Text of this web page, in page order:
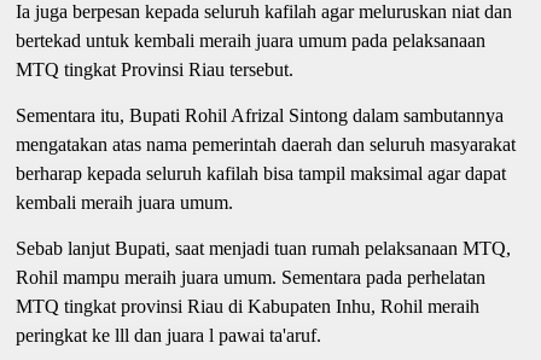
Ia juga berpesan kepada seluruh kafilah agar meluruskan niat dan
bertekad untuk kembali meraih juara umum pada pelaksanaan
MTQ tingkat Provinsi Riau tersebut.
Sementara itu, Bupati Rohil Afrizal Sintong dalam sambutannya
mengatakan atas nama pemerintah daerah dan seluruh masyarakat
berharap kepada seluruh kafilah bisa tampil maksimal agar dapat
kembali meraih juara umum.
Sebab lanjut Bupati, saat menjadi tuan rumah pelaksanaan MTQ,
Rohil mampu meraih juara umum. Sementara pada perhelatan
MTQ tingkat provinsi Riau di Kabupaten Inhu, Rohil meraih
peringkat ke lll dan juara l pawai ta'aruf.